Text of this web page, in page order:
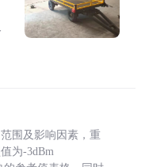
围及影响因素，重
为-3dBm